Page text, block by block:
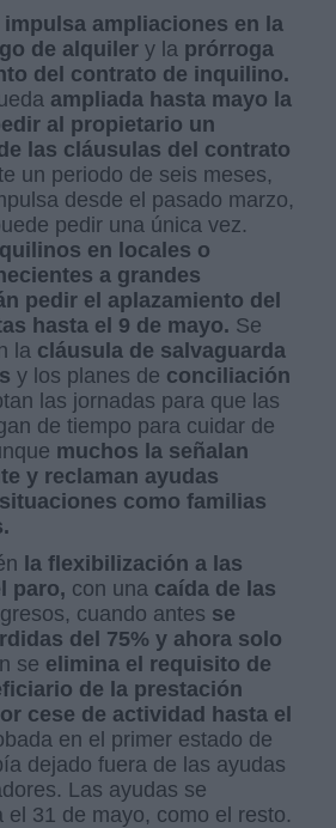
impulsa ampliaciones en la
de alquiler y la prórroga
del contrato de inquilino.
ampliada hasta mayo la
al propietario un
las cláusulas del contrato
un periodo de seis meses,
desde el pasado marzo,
pedir una única vez.
en locales o
a grandes
pedir el aplazamiento del
hasta el 9 de mayo. Se
la cláusula de salvaguarda
y los planes de conciliación
las jornadas para que las
de tiempo para cuidar de
muchos la señalan
y reclaman ayudas
como familias
la flexibilización a las
paro, con una caída de las
cuando antes se
del 75% y ahora solo
se elimina el requisito de
de la prestación
cese de actividad hasta el
en el primer estado de
dejado fuera de las ayudas
Las ayudas se
el 31 de mayo, como el resto.